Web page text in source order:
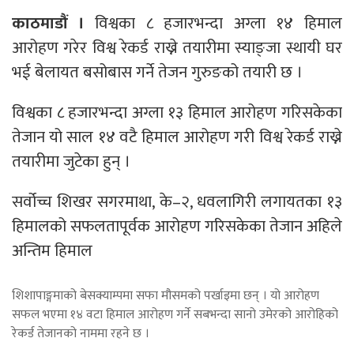
काठमाडौं ।विश्वका ८ हजारभन्दा अग्ला १४ हिमाल
आरोहण गरेर विश्व रेकर्ड राख्ने तयारीमा स्याङ्जा स्थायी घर
भई बेलायत बसोबास गर्ने तेजन गुरुङको तयारी छ ।
विश्वका ८ हजारभन्दा अग्ला १३ हिमाल आरोहण गरिसकेका
तेजान यो साल १४ वटै हिमाल आरोहण गरी विश्व रेकर्ड राख्ने
तयारीमा जुटेका हुन् ।
सर्वोच्च शिखर सगरमाथा, के–२, धवलागिरी लगायतका १३
हिमालको सफलतापूर्वक आरोहण गरिसकेका तेजान अहिले
अन्तिम हिमाल
शिशापाङ्गमाको बेसक्याम्पमा सफा मौसमको पर्खाइमा छन् । यो आरोहण
सफल भएमा १४ वटा हिमाल आरोहण गर्ने सबभन्दा सानो उमेरको आरोहिको
रेकर्ड तेजानको नाममा रहने छ ।